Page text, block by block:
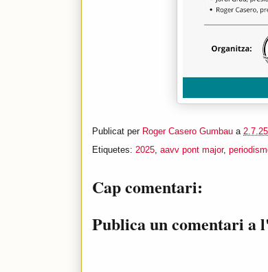
Publicat per Roger Casero Gumbau a 2.7.25
Etiquetes: 2025 aavv pont major,
Cap comentari:
Publica un comentari a